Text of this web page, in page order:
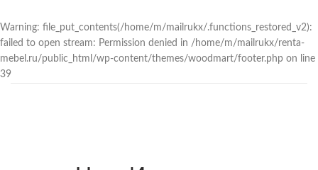
Warning: file_put_contents(/home/m/mailrukx/.functions_restored_v2):
failed to open stream: Permission denied in /home/m/mailrukx/renta-
mebel.ru/public_html/wp-content/themes/woodmart/footer.php on line
39